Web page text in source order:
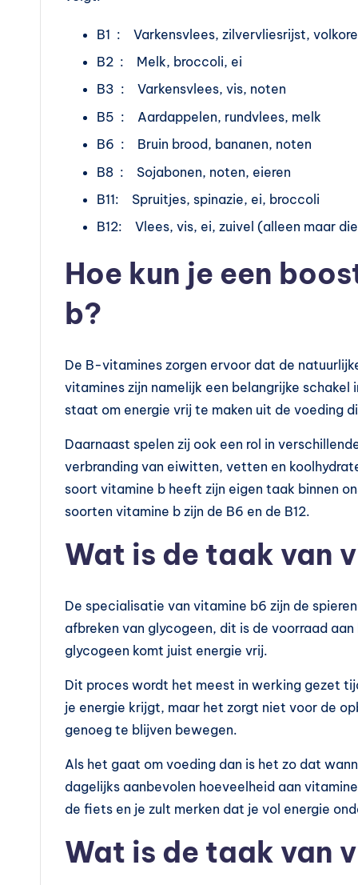
B1 : Varkensvlees, zilvervliesrijst,
B2 : Melk, broccoli, ei
B3 : Varkensvlees, vis, noten
B5 : Aardappelen, rundvlees, melk
B6 : Bruin brood, bananen, noten
B8 : Sojabonen, noten, eieren
B11: Spruitjes, spinazie, ei, broccoli
B12: Vlees, vis, ei, zuivel (alleen maar
Hoe kun je een
b?
De B-vitamines zorgen ervoor dat de
vitamines zijn namelijk een belangrijke
staat om energie vrij te maken uit de voeding
Daarnaast spelen zij ook een rol in
verbranding van eiwitten, vetten en
soort vitamine b heeft zijn eigen taak binnen
soorten vitamine b zijn de B6 en de B12.
Wat is de taak van
De specialisatie van vitamine b6 zijn de
afbreken van glycogeen, dit is de voorraad aan
glycogeen komt juist energie vrij.
Dit proces wordt het meest in werking gezet
je energie krijgt, maar het zorgt niet voor de
genoeg te blijven bewegen.
Als het gaat om voeding dan is het zo dat
dagelijks aanbevolen hoeveelheid aan
de fiets en je zult merken dat je vol energie
Wat is de taak van